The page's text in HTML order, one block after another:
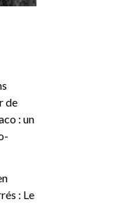
de
: un
: Le